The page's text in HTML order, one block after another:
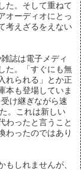
た。そして重ねて
オーディオにとっ
考えざるをえない
誌は電子メディ
た。「すぐにも無
れられる」とか正
本も登場していま
け継ぎながら速
。これは新しい
わったと言うこと
わったのではあり
しれませんが、